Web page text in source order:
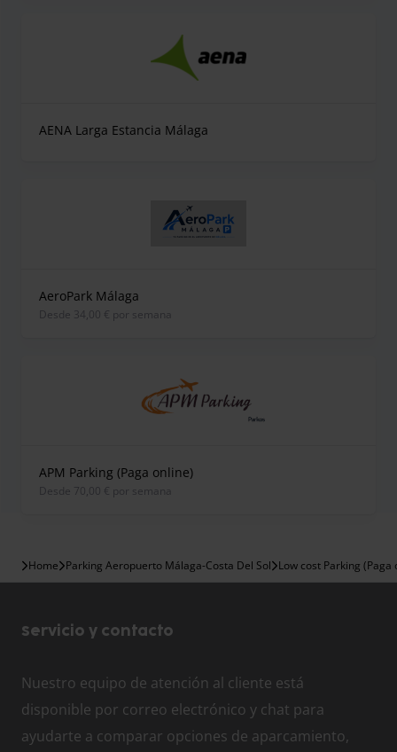
AENA Larga Estancia Málaga
AeroPark Málaga
desde 34,00 € por semana
APM Parking (Paga online)
desde 70,00 € por semana
Home Parking Aeropuerto Málaga-Costa Del Sol Low cost Parking (Paga
Servicio y contacto
Nuestro equipo de atención al cliente está
disponible por correo electrónico y chat para
ayudarte a comparar opciones de aparcamiento,